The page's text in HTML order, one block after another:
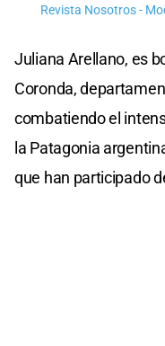
Revista Nosotros -
Juliana Arellano, es
Coronda,
combatiendo el
la Patagonia
que han participado